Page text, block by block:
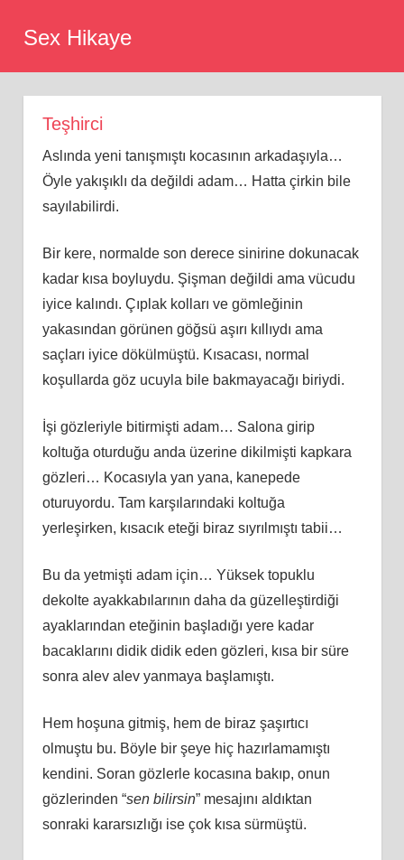
Sex Hikaye
Teşhirci
Aslında yeni tanışmıştı kocasının arkadaşıyla…
Öyle yakışıklı da değildi adam… Hatta çirkin bile
sayılabilirdi.
Bir kere, normalde son derece sinirine dokunacak
kadar kısa boyluydu. Şişman değildi ama vücudu
iyice kalındı. Çıplak kolları ve gömleğinin
yakasından görünen göğsü aşırı kıllıydı ama
saçları iyice dökülmüştü. Kısacası, normal
koşullarda göz ucuyla bile bakmayacağı biriydi.
İşi gözleriyle bitirmişti adam… Salona girip
koltuğa oturduğu anda üzerine dikilmişti kapkara
gözleri… Kocasıyla yan yana, kanepede
oturuyordu. Tam karşılarındaki koltuğa
yerleşirken, kısacık eteği biraz sıyrılmıştı tabii…
Bu da yetmişti adam için… Yüksek topuklu
dekolte ayakkabılarının daha da güzelleştirdiği
ayaklarından eteğinin başladığı yere kadar
bacaklarını didik didik eden gözleri, kısa bir süre
sonra alev alev yanmaya başlamıştı.
Hem hoşuna gitmiş, hem de biraz şaşırtıcı
olmuştu bu. Böyle bir şeye hiç hazırlamamıştı
kendini. Soran gözlerle kocasına bakıp, onun
gözlerinden “sen bilirsin” mesajını aldıktan
sonraki kararsızlığı ise çok kısa sürmüştü.